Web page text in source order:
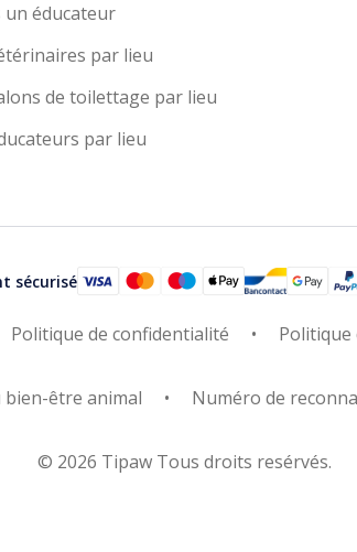
un éducateur
par lieu
de toilettage par lieu
par lieu
sécurisé
Politique de confidentialité Politique
être animal Numéro de
© 2026 Tipaw Tous droits resérvés.